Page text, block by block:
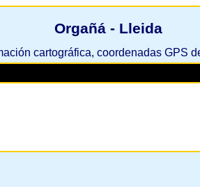
Orgañá - Lleida
cartográfica, coordenadas GPS